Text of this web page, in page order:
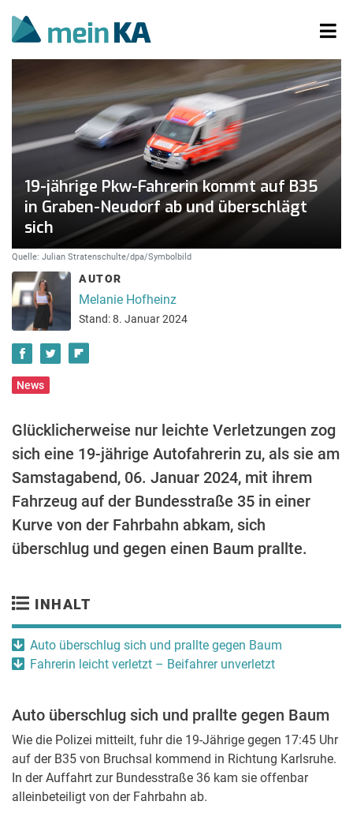
19-jährige Pkw-Fahrerin kommt auf B35
in Graben-Neudorf ab und überschlägt
sich
Quelle: Julian Stratenschulte/dpa/Symbolbild
AUTOR
Melanie Hofheinz
Stand: 8. Januar 2024
News
Glücklicherweise nur leichte Verletzungen zog
sich eine 19-jährige Autofahrerin zu, als sie am
Samstagabend, 06. Januar 2024, mit ihrem
Fahrzeug auf der Bundesstraße 35 in einer
Kurve von der Fahrbahn abkam, sich
überschlug und gegen einen Baum prallte.
INHALT
Auto überschlug sich und prallte gegen Baum
Fahrerin leicht verletzt – Beifahrer unverletzt
Auto überschlug sich und prallte gegen Baum
Wie die Polizei mitteilt, fuhr die 19-Jährige gegen 17:45 Uhr
auf der B35 von Bruchsal kommend in Richtung Karlsruhe.
In der Auffahrt zur Bundesstraße 36 kam sie offenbar
alleinbeteiligt von der Fahrbahn ab.